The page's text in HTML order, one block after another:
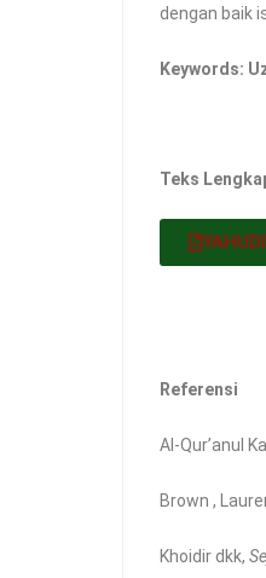
dengan baik
Keywords:
Teks
Referensi
Al-Qur’anul
Brown ,
Khoidir dkk,